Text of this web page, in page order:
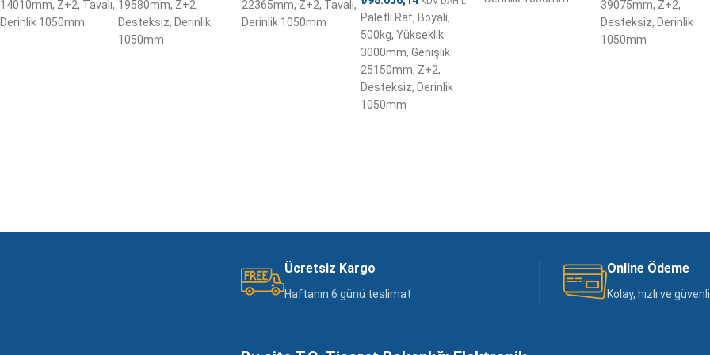
14010mm, Z+2, Tavalı,
Derinlik 1050mm
19580mm, Z+2,
Desteksiz, Derinlik
1050mm
22365mm, Z+2, Tavalı,
Derinlik 1050mm
Paletli Raf, Boyalı,
500kg, Yükseklik
3000mm, Genişlik
25150mm, Z+2,
Desteksiz, Derinlik
1050mm
39075mm, Z+2,
Desteksiz, Derinlik
1050mm
Ücretsiz Kargo
Haftanın 6 günü teslimat
Online Ödeme
Kolay, hızlı ve